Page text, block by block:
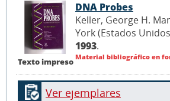
Texto impreso
DNA Probes
Keller, George H.
York (Estados
1993.
Material bibliográfico en
Ver ejemplares